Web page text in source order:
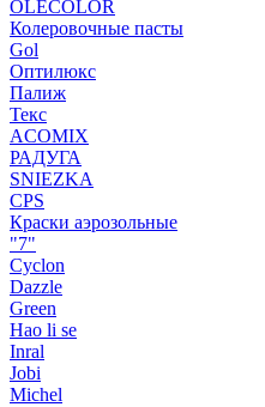
OLECOLOR
Колеровочные пасты
Gol
Оптилюкс
Палиж
Текс
ACOMIX
РАДУГА
SNIEZKA
CPS
Краски аэрозольные
"7"
Cyclon
Dazzle
Green
Hao li se
Inral
Jobi
Michel